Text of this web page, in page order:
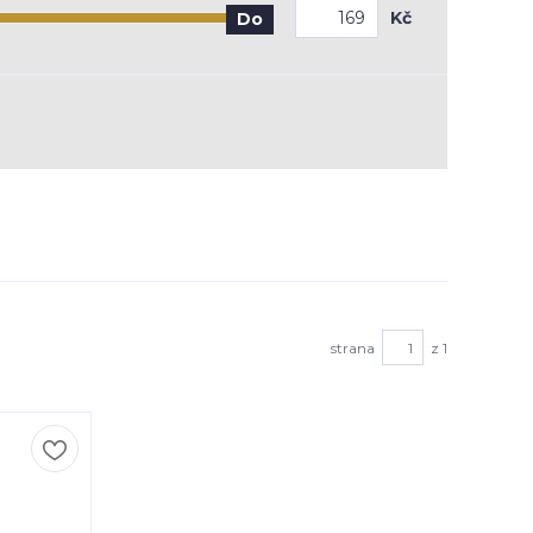
Do Kč
strana z 1